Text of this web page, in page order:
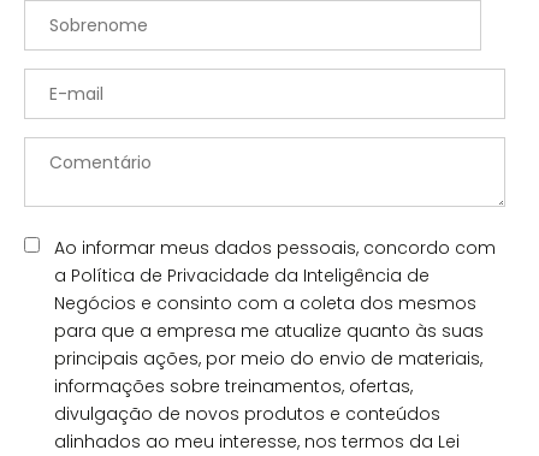
Ao informar meus dados pessoais, concordo com
a Política de Privacidade da Inteligência de
Negócios e consinto com a coleta dos mesmos
para que a empresa me atualize quanto às suas
principais ações, por meio do envio de materiais,
informações sobre treinamentos, ofertas,
divulgação de novos produtos e conteúdos
alinhados ao meu interesse, nos termos da Lei